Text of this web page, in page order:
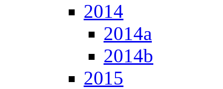
2014
2014a
2014b
2015